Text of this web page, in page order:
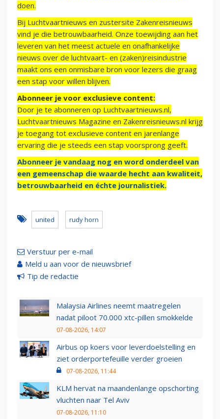
doen.
Bij Luchtvaartnieuws en zustersite Zakenreisnieuws
vind je die betrouwbaarheid. Onze toewijding aan het
leveren van het meest actuele en onafhankelijke
nieuws over de luchtvaart- en (zaken)reisindustrie
maakt ons een onmisbare bron voor lezers die graag
een stap voor willen blijven.
Abonneer je voor exclusieve content:
Door je te abonneren op Luchtvaartnieuws.nl,
Luchtvaartnieuws Magazine en Zakenreisnieuws.nl krijg
je toegang tot exclusieve content en jarenlange
ervaring die je steeds een stap voorsprong geeft.
Abonneer je vandaag nog en word onderdeel van
een gemeenschap die waarde hecht aan kwaliteit,
betrouwbaarheid en échte journalistiek.
united rudy horn
Verstuur per e-mail
Meld u aan voor de nieuwsbrief
Tip de redactie
Malaysia Airlines neemt maatregelen
nadat piloot 70.000 xtc-pillen smokkelde
07-08-2026, 14:07
Airbus op koers voor leverdoelstelling en
ziet orderportefeuille verder groeien
07-08-2026, 11:44
KLM hervat na maandenlange opschorting
vluchten naar Tel Aviv
07-08-2026, 11:10